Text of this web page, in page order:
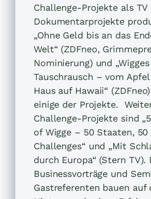
Challenge-Projekte als TV
Dokumentarprojekte
„Ohne Geld bis an das
Welt“ (ZDFneo,
Nominierung) und „Wigges
Tauschrausch – vom
Haus auf Hawaii“
einige der Projekte.
Challenge-Projekte sind
of Wigge – 50 Staaten, 50
Challenges“ und „Mit
durch Europa“ (Stern TV).
Businessvorträge und
Gastreferenten bauen auf